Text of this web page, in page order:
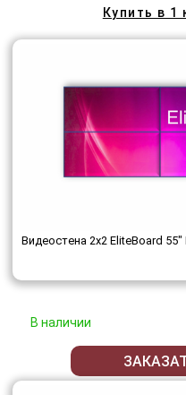
Купить в 1
Видеостена 2x2 EliteBoard 55"
В наличии